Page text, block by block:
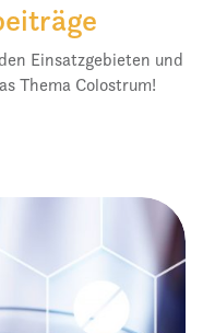
Einsatzgebieten und
Thema Colostrum!